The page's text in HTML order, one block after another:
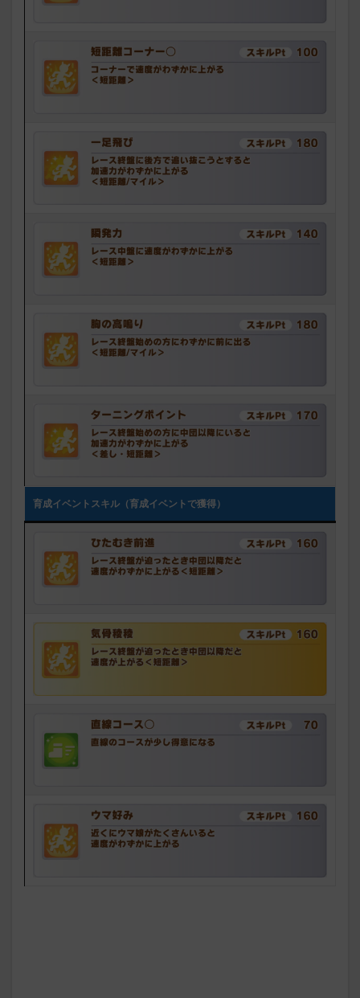
育成イベントスキル（育成イベントで獲得）